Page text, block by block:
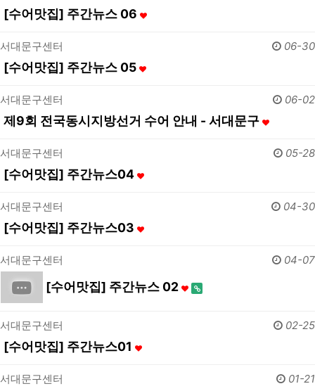
[수어맛집] 주간뉴스 06
서대문구센터 06-30
[수어맛집] 주간뉴스 05
서대문구센터 06-02
제9회 전국동시지방선거 수어 안내 - 서대문구
서대문구센터 05-28
[수어맛집] 주간뉴스04
서대문구센터 04-30
[수어맛집] 주간뉴스03
서대문구센터 04-07
[수어맛집] 주간뉴스 02
서대문구센터 02-25
[수어맛집] 주간뉴스01
서대문구센터 01-21